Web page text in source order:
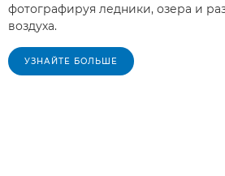
фотографируя ледники, озера и
воздуха.
УЗНАЙТЕ БОЛЬШЕ